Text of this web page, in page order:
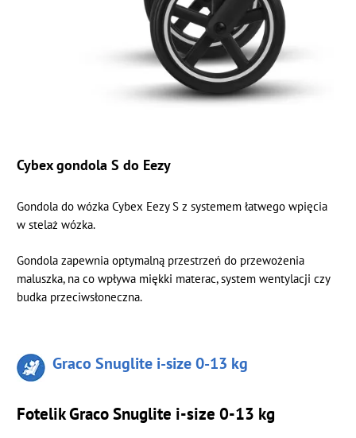
Cybex gondola S do Eezy
Gondola do wózka Cybex Eezy S z systemem łatwego wpięcia
w stelaż wózka.
Gondola zapewnia optymalną przestrzeń do przewożenia
maluszka, na co wpływa miękki materac, system wentylacji czy
budka przeciwsłoneczna.
Graco Snuglite i-size 0-13 kg
Fotelik Graco Snuglite i-size 0-13 kg